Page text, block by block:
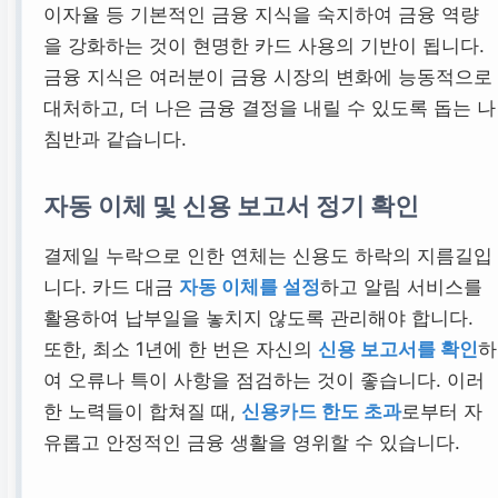
이자율 등 기본적인 금융 지식을 숙지하여 금융 역량
을 강화하는 것이 현명한 카드 사용의 기반이 됩니다.
금융 지식은 여러분이 금융 시장의 변화에 능동적으로
대처하고, 더 나은 금융 결정을 내릴 수 있도록 돕는 나
침반과 같습니다.
자동 이체 및 신용 보고서 정기 확인
결제일 누락으로 인한 연체는 신용도 하락의 지름길입
니다. 카드 대금 자동 이체를 설정하고 알림 서비스를
활용하여 납부일을 놓치지 않도록 관리해야 합니다.
또한, 최소 1년에 한 번은 자신의신용 보고서를 확인하
여 오류나 특이 사항을 점검하는 것이 좋습니다. 이러
한 노력들이 합쳐질 때,신용카드 한도 초과로부터 자
유롭고 안정적인 금융 생활을 영위할 수 있습니다.